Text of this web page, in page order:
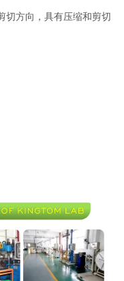
切方向，具有压缩和剪切